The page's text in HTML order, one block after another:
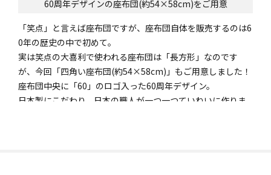
60周年デザインの座布団(約54×58cm)をご用意
「笑点」と言えば座布団ですが、座布団自体を販売するのは6
0年の歴史の中で初めて。
実は笑点の大喜利で使われる座布団は「長方形」なのです
が、今回「四角い座布団(約54×58cm)」もご用意しました！
座布団中央に「60」のロゴ入った60周年デザイン。
日本製にこだわり、日本の職人が一つ一つていねいに作りま